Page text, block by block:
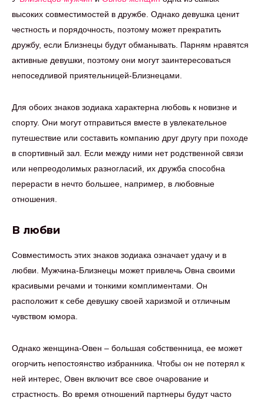
высоких совместимостей в дружбе. Однако девушка ценит
честность и порядочность, поэтому может прекратить
дружбу, если Близнецы будут обманывать. Парням нравятся
активные девушки, поэтому они могут заинтересоваться
непоседливой приятельницей-Близнецами.
Для обоих знаков зодиака характерна любовь к новизне и
спорту. Они могут отправиться вместе в увлекательное
путешествие или составить компанию друг другу при походе
в спортивный зал. Если между ними нет родственной связи
или непреодолимых разногласий, их дружба способна
перерасти в нечто большее, например, в любовные
отношения.
В любви
Совместимость этих знаков зодиака означает удачу и в
любви. Мужчина-Близнецы может привлечь Овна своими
красивыми речами и тонкими комплиментами. Он
расположит к себе девушку своей харизмой и отличным
чувством юмора.
Однако женщина-Овен – большая собственница, ее может
огорчить непостоянство избранника. Чтобы он не потерял к
ней интерес, Овен включит все свое очарование и
страстность. Во время отношений партнеры будут часто